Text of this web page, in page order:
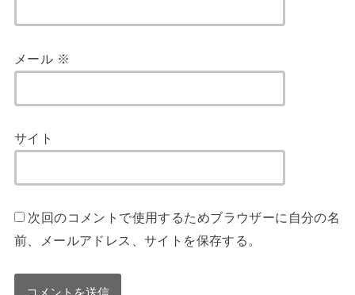
メール ※
サイト
次回のコメントで使用するためブラウザーに自分の名
前、メールアドレス、サイトを保存する。